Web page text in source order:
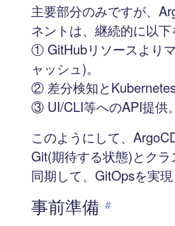
主要部分のみですが、
ネントは、継続的に以下
① GitHubリソースより
ャッシュ)。
② 差分検知とKubernetes
③ UI/CLI等へのAPI提供。
このようにして、
Git(期待する状態)とク
同期して、GitOpsを実現
事前準備 #